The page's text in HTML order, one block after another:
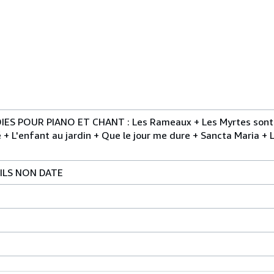
POUR PIANO ET CHANT : Les Rameaux + Les Myrtes
L'enfant au jardin + Que le jour me dure + Sancta Maria +
NON DATE